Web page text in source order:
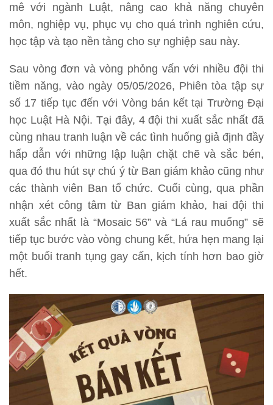
mê với ngành Luật, nâng cao khả năng chuyên
môn, nghiệp vụ, phục vụ cho quá trình nghiên cứu,
học tập và tạo nền tảng cho sự nghiệp sau này.
Sau vòng đơn và vòng phỏng vấn với nhiều đội thi
tiềm năng, vào ngày 05/05/2026, Phiên tòa tập sự
số 17 tiếp tục đến với Vòng bán kết tại Trường Đại
học Luật Hà Nội. Tại đây, 4 đội thi xuất sắc nhất đã
cùng nhau tranh luận về các tình huống giả định đầy
hấp dẫn với những lập luận chặt chẽ và sắc bén,
qua đó thu hút sự chú ý từ Ban giám khảo cũng như
các thành viên Ban tổ chức. Cuối cùng, qua phần
nhận xét công tâm từ Ban giám khảo, hai đội thi
xuất sắc nhất là “Mosaic 56” và “Lá rau muống” sẽ
tiếp tục bước vào vòng chung kết, hứa hẹn mang lại
một buổi tranh tụng gay cấn, kịch tính hơn bao giờ
hết.